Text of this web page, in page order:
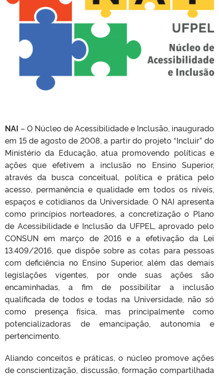
NAI – O Núcleo de Acessibilidade e Inclusão, inaugurado
em 15 de agosto de 2008, a partir do projeto “Incluir” do
Ministério da Educação, atua promovendo políticas e
ações que efetivem a inclusão no Ensino Superior,
através da busca conceitual, política e prática pelo
acesso, permanência e qualidade em todos os níveis,
espaços e cotidianos da Universidade. O NAI apresenta
como princípios norteadores, a concretização o Plano
de Acessibilidade e Inclusão da UFPEL, aprovado pelo
CONSUN em março de 2016 e a efetivação da Lei
13.409/2016, que dispõe sobre as cotas para pessoas
com deficiência no Ensino Superior, além das demais
legislações vigentes, por onde suas ações são
encaminhadas, a fim de possibilitar a inclusão
qualificada de todos e todas na Universidade, não só
como presença física, mas principalmente como
potencializadoras de emancipação, autonomia e
pertencimento.
Aliando conceitos e práticas, o núcleo promove ações
de conscientização, discussão, formação compartilhada